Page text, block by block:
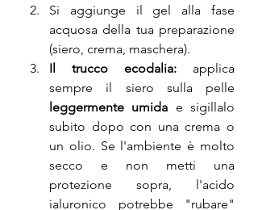
Si aggiunge il gel alla fase
acquosa della tua preparazione
(siero, crema, maschera).
Il trucco ecodalia: applica
leggermente umida e sigillalo
subito dopo con una crema o
un olio. Se l'ambiente è molto
secco e non metti una
protezione sopra, l'acido
ialuronico potrebbe "rubare"